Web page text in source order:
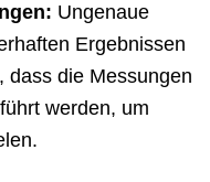
Ungenaue
Ergebnissen
dass die Messungen
werden, um